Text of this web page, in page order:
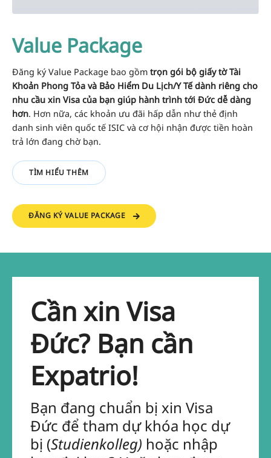
Value Package
Đăng ký Value Package bao gồm trọn gói bộ giấy tờ Tài
Khoản Phong Tỏa và Bảo Hiểm Du Lịch/Y Tế dành riêng cho
nhu cầu xin Visa của bạn giúp hành trình tới Đức dễ dàng
hơn. Hơn nữa, các khoản ưu đãi hấp dẫn như thẻ định
danh sinh viên quốc tế ISIC và cơ hội nhận được tiền hoàn
trả lớn đang chờ bạn.
TÌM HIỂU THÊM
ĐĂNG KÝ VALUE PACKAGE
Cần xin Visa
Đức? Bạn cần
Expatrio!
Bạn đang chuẩn bị xin Visa
Đức để tham dự khóa học dự
bị (Studienkolleg) hoặc nhập